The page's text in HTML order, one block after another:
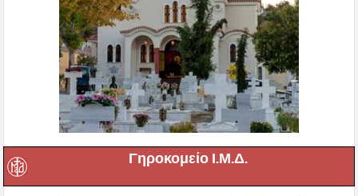
Γηροκομείο Ι.Μ.Δ.